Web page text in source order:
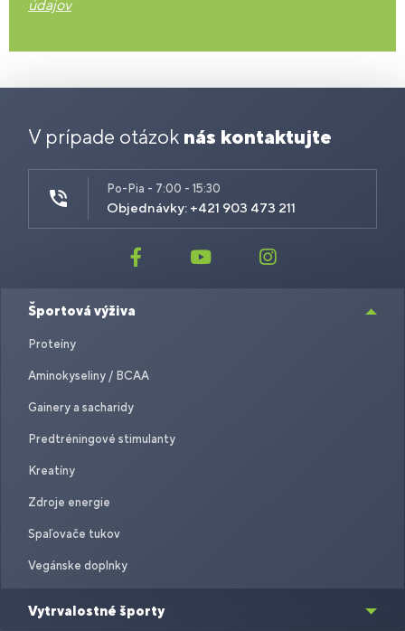
údajov
V prípade otázok nás kontaktujte
Po-Pia - 7:00 - 15:30
Objednávky: +421 903 473 211
Športová výživa
Proteíny
Aminokyseliny / BCAA
Gainery a sacharidy
Predtréningové stimulanty
Kreatíny
Zdroje energie
Spaľovače tukov
Vegánske doplnky
Vytrvalostné športy